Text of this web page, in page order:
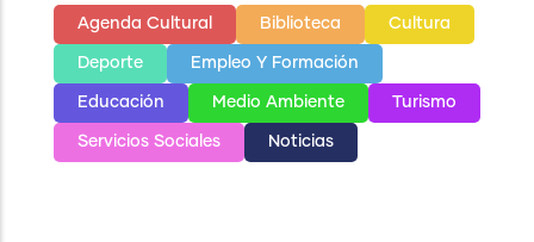
Agenda Cultural Biblioteca Cultura
Deporte Empleo Y Formación
Educación Medio Ambiente Turismo
Servicios Sociales Noticias